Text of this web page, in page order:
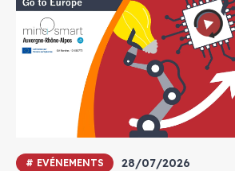
# EVÉNEMENTS 28/07/2026